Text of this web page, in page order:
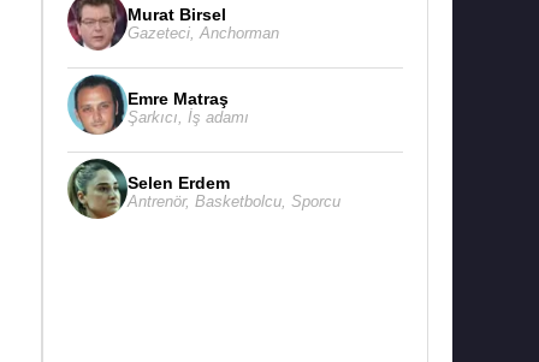
Murat Birsel
Gazeteci Anchorman
Emre Matraş
Şarkıcı İş adamı
Selen Erdem
Antrenör, Basketbolcu Sporcu